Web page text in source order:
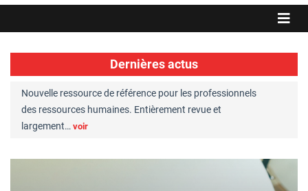
Dernières actus
Nouvelle ressource de référence pour les professionnels
des ressources humaines. Entièrement revue et
largement… voir